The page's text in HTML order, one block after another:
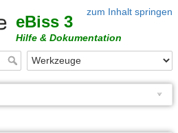
zum Inhalt springen
eBiss 3
Hilfe & Dokumentation